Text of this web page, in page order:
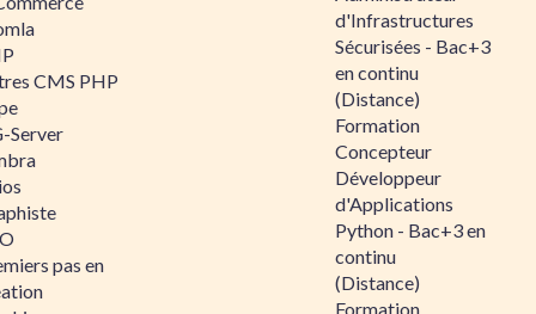
CMS PHP
Server
pas en
d'Infrastructures
Sécurisées - Bac+3
en continu
(Distance)
Formation
Concepteur
Développeur
d'Applications
Python - Bac+3 en
continu
(Distance)
Formation